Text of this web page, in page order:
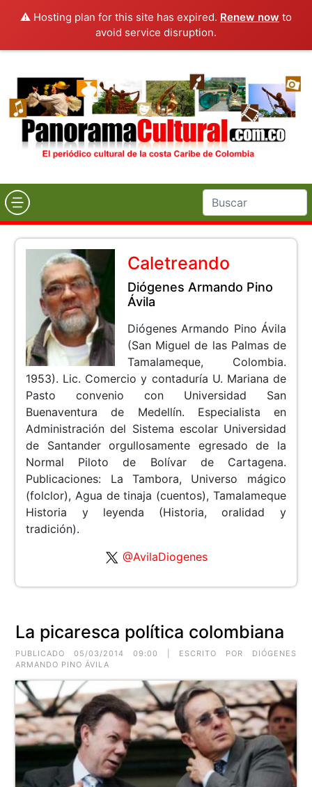
⚠️ Hosting plan for this site has expired. Renew now to
avoid service disruption.
Caletreando
Diógenes Armando Pino
Ávila
Diógenes Armando Pino Ávila
(San Miguel de las Palmas de
Tamalameque, Colombia.
1953). Lic. Comercio y contaduría U. Mariana de
Pasto convenio con Universidad San
Buenaventura de Medellín. Especialista en
Administración del Sistema escolar Universidad
de Santander orgullosamente egresado de la
Normal Piloto de Bolívar de Cartagena.
Publicaciones: La Tambora, Universo mágico
(folclor), Agua de tinaja (cuentos), Tamalameque
Historia y leyenda (Historia, oralidad y
tradición).
@AvilaDiogenes
La picaresca política colombiana
PUBLICADO 05/03/2014 09:00 | ESCRITO POR DIÓGENES
ARMANDO PINO ÁVILA